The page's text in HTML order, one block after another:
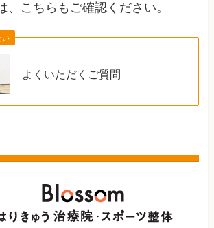
、こちらもご確認ください。
い
よくいただくご質問